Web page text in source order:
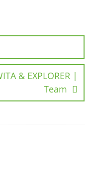
& EXPLORER |
Team